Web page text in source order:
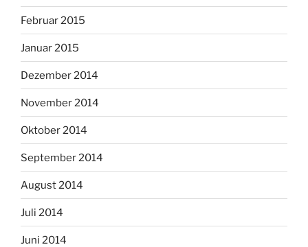
Februar 2015
Januar 2015
Dezember 2014
November 2014
Oktober 2014
September 2014
August 2014
Juli 2014
Juni 2014